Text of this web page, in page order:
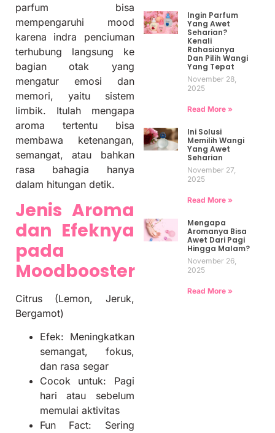
parfum bisa
mempengaruhi mood
karena indra penciuman
terhubung langsung ke
bagian otak yang
mengatur emosi dan
memori, yaitu sistem
limbik. Itulah mengapa
aroma tertentu bisa
membawa ketenangan,
semangat, atau bahkan
rasa bahagia hanya
dalam hitungan detik.
Jenis Aroma
dan Efeknya
pada
Moodbooster
Citrus (Lemon, Jeruk,
Bergamot)
Efek: Meningkatkan
semangat, fokus,
dan rasa segar
Cocok untuk: Pagi
hari atau sebelum
memulai aktivitas
Fun Fact: Sering
Ingin Parfum
Yang Awet
Seharian?
Kenali
Rahasianya
Dan Pilih Wangi
Yang Tepat
November 28,
2025
Read More »
Ini Solusi
Memilih Wangi
Yang Awet
Seharian
November 27,
2025
Read More »
Mengapa
Aromanya Bisa
Awet Dari Pagi
Hingga Malam?
November 26,
2025
Read More »